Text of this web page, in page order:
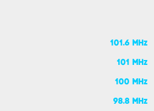
101.6 MHz
101 MHz
100 MHz
98.8 MHz